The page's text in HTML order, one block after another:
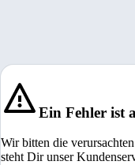
Ein Fehler ist
Wir bitten die
steht Dir unser